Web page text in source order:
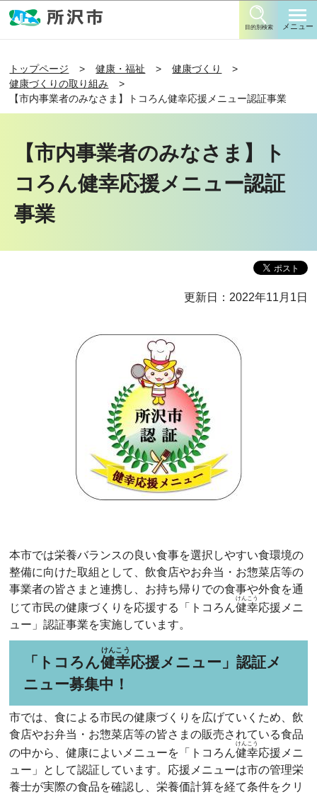
目的別検索 メニュー
トップページ 健康・福祉
健康づくり
健康づくりの取り組み
【市内事業者のみなさま】トコろん健幸応援メニュー認証事業
【市内事業者のみなさま】ト
コろん健幸応援メニュー認証
事業
更新日：2022年11月1日
本市では栄養バランスの良い食事を選択しやすい食環境の
整備に向けた取組として、飲食店やお弁当・お惣菜店等の
事業者の皆さまと連携し、お持ち帰りでの食事や外食を通
じて市民の健康づくりを応援する「トコろん健幸
けんこう
応援メニ
ュー」認証事業を実施しています。
「トコろん健幸
けんこう
応援メニュー」認証メ
ニュー募集中！
市では、食による市民の健康づくりを広げていくため、飲
食店やお弁当・お惣菜店等の皆さまの販売されている食品
の中から、健康によいメニューを「トコろん健幸
けんこう
応援メニ
ュー」として認証しています。応援メニューは市の管理栄
養士が実際の食品を確認し、栄養価計算を経て条件をクリ